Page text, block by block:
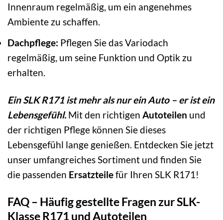
Innenraum regelmäßig, um ein angenehmes
Ambiente zu schaffen.
Dachpflege: Pflegen Sie das Variodach
regelmäßig, um seine Funktion und Optik zu
erhalten.
Ein SLK R171 ist mehr als nur ein Auto – er ist ein
Lebensgefühl. Mit den richtigen Autoteilen und
der richtigen Pflege können Sie dieses
Lebensgefühl lange genießen. Entdecken Sie jetzt
unser umfangreiches Sortiment und finden Sie
die passenden Ersatzteilefür Ihren SLK R171!
FAQ – Häufig gestellte Fragen zur SLK-
Klasse R171 und Autoteilen